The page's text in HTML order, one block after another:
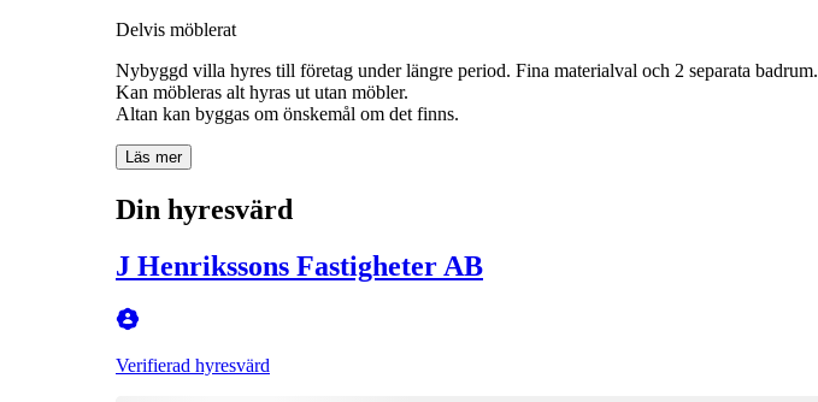
Delvis möblerat
Nybyggd villa hyres till företag under längre period. Fina materialval och 2 separata badrum.
Kan möbleras alt hyras ut utan möbler.
Altan kan byggas om önskemål om det finns.
Läs mer
Din hyresvärd
J Henrikssons Fastigheter AB
Verifierad hyresvärd